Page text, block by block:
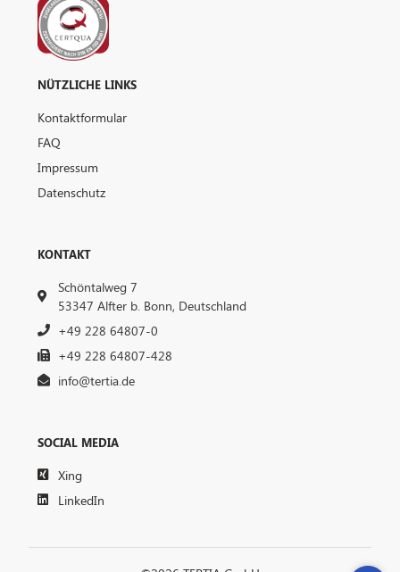
NÜTZLICHE LINKS
Kontaktformular
FAQ
Impressum
Datenschutz
KONTAKT
Schöntalweg 7
53347 Alfter b. Bonn, Deutschland
+49 228 64807-0
+49 228 64807-428
info@tertia.de
SOCIAL MEDIA
Xing
LinkedIn